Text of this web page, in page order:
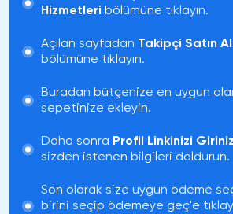
Hizmetleri bölümüne tıklayın.
Açılan sayfadan Takipçi Satın Al
bölümüne tıklayın.
Buradan bütçenize en uygun
sepetinize ekleyin.
Daha sonra Profil Linkinizi Giriniz
sizden istenen bilgileri doldurun.
Son olarak size uygun ödeme
birini seçip ödemeye geç'e